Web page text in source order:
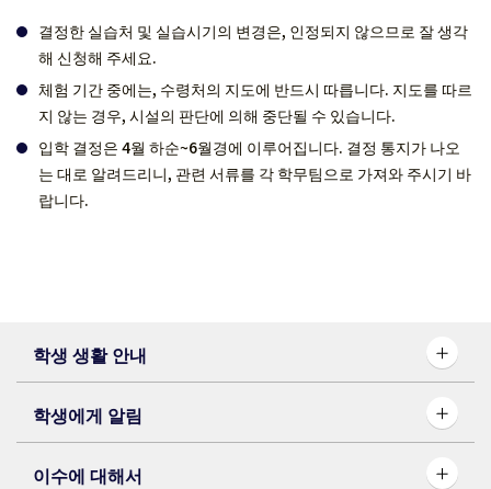
학생 생활 안내
학생에게 알림
이수에 대해서
결정한 실습처 및 실습시기의 변경은, 인정되지 않으므로 잘 생각
해 신청해 주세요.
체험 기간 중에는, 수령처의 지도에 반드시 따릅니다. 지도를 따르
지 않는 경우, 시설의 판단에 의해 중단될 수 있습니다.
입학 결정은 4월 하순~6월경에 이루어집니다. 결정 통지가 나오
는 대로 알려드리니, 관련 서류를 각 학무팀으로 가져와 주시기 바
랍니다.